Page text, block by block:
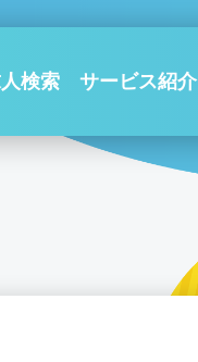
検索 サービス紹介